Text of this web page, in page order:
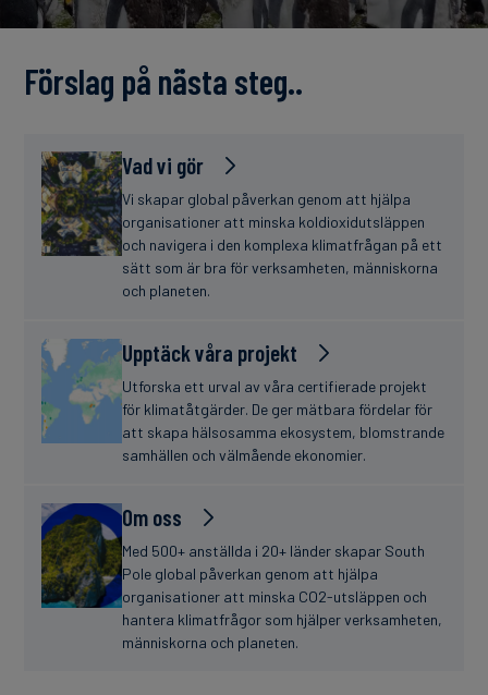
finanser
Förslag på nästa steg..
Vad vi gör
Vi skapar global påverkan genom att hjälpa
organisationer att minska koldioxidutsläppen
och navigera i den komplexa klimatfrågan på ett
sätt som är bra för verksamheten, människorna
och planeten.
Upptäck våra projekt
Utforska ett urval av våra certifierade projekt
för klimatåtgärder. De ger mätbara fördelar för
att skapa hälsosamma ekosystem, blomstrande
samhällen och välmående ekonomier.
Om oss
Med 500+ anställda i 20+ länder skapar South
Pole global påverkan genom att hjälpa
organisationer att minska CO2-utsläppen och
hantera klimatfrågor som hjälper verksamheten,
människorna och planeten.